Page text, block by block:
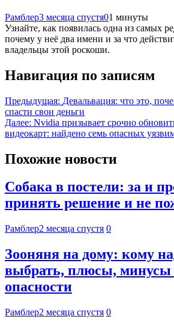
Рамблер3 месяца спустя01 минуты
Узнайте, как появилась одна из самых
почему у неё два имени и за что
владельцы этой роскоши.
Навигация по записям
Предыдущая: Девальвация: что это,
спасти свои деньги
Далее: Nvidia призывает срочно
видеокарт: найдено семь опасных
Похожие новости
Собака в постели: за и
принять решение и не
Рамблер2 месяца спустя 0
Зооняня на дому: кому
выбрать, плюсы,
опасности
Рамблер2 месяца спустя 0